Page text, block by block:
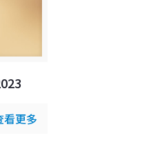
看更多